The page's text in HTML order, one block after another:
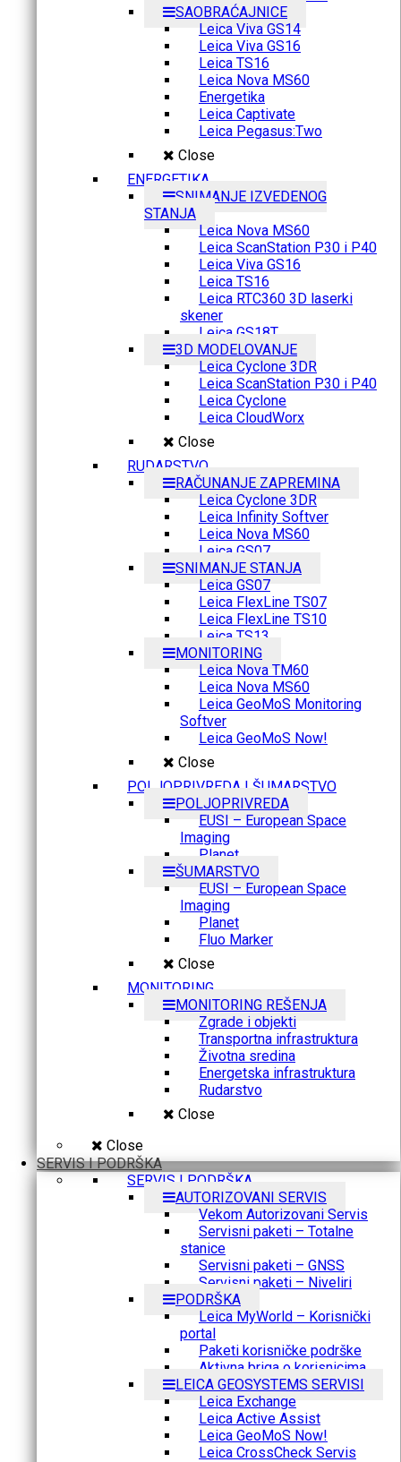
SAOBRAĆAJNICE
Leica Viva GS14
Leica Viva GS16
Leica TS16
Leica Nova MS60
Energetika
Leica Captivate
Leica Pegasus:Two
Close
ENERGETIKA
SNIMANJE IZVEDENOG
STANJA
Leica Nova MS60
Leica ScanStation P30 i P40
Leica Viva GS16
Leica TS16
Leica RTC360 3D laserki
skener
Leica GS18T
3D MODELOVANJE
Leica Cyclone 3DR
Leica ScanStation P30 i P40
Leica Cyclone
Leica CloudWorx
Close
RUDARSTVO
RAČUNANJE ZAPREMINA
Leica Cyclone 3DR
Leica Infinity Softver
Leica Nova MS60
Leica GS07
SNIMANJE STANJA
Leica GS07
Leica FlexLine TS07
Leica FlexLine TS10
Leica TS13
MONITORING
Leica Nova TM60
Leica Nova MS60
Leica GeoMoS Monitoring
Softver
Leica GeoMoS Now!
Close
POLJOPRIVREDA I ŠUMARSTVO
POLJOPRIVREDA
EUSI – European Space
Imaging
Planet
ŠUMARSTVO
EUSI – European Space
Imaging
Planet
Fluo Marker
Close
MONITORING
MONITORING REŠENJA
Zgrade i objekti
Transportna infrastruktura
Životna sredina
Energetska infrastruktura
Rudarstvo
Close
Close
SERVIS I PODRŠKA
SERVIS I PODRŠKA
AUTORIZOVANI SERVIS
Vekom Autorizovani Servis
Servisni paketi – Totalne
stanice
Servisni paketi – GNSS
Servisni paketi – Niveliri
PODRŠKA
Leica MyWorld – Korisnički
portal
Paketi korisničke podrške
Aktivna briga o korisnicima
LEICA GEOSYSTEMS SERVISI
Leica Exchange
Leica Active Assist
Leica GeoMoS Now!
Leica CrossCheck Servis